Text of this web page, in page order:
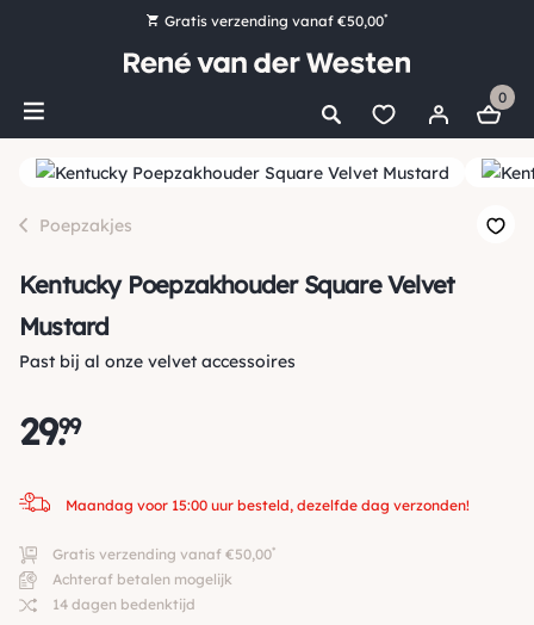
Gratis verzending vanaf €50,00*
Bestel nu, betaal later met Klarna
Ruim 16.000 artikelen op voorraad
0
Poepzakjes
Kentucky Poepzakhouder Square Velvet
Mustard
Past bij al onze velvet accessoires
29.
99
Maandag voor 15:00 uur besteld, dezelfde dag verzonden!
Gratis verzending vanaf €50,00*
Achteraf betalen mogelijk
14 dagen bedenktijd